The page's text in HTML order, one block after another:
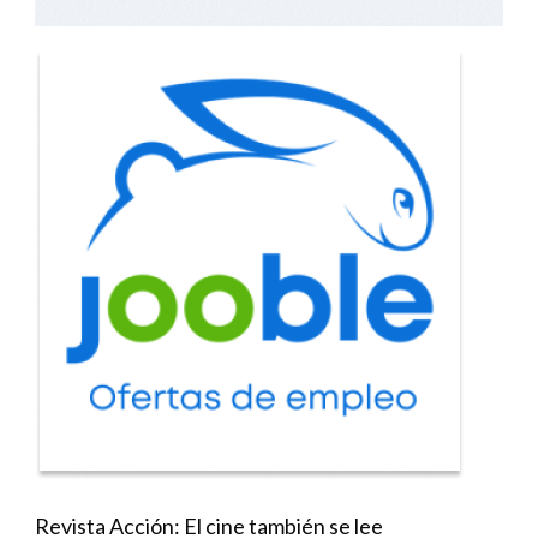
Revista Acción: El cine también se lee